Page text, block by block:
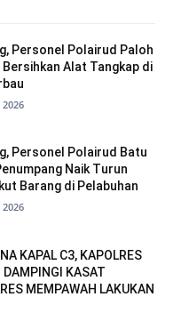
Personel Polairud Paloh
Bersihkan Alat Tangkap di
Personel Polairud Batu
Naik Turun
Barang di Pelabuhan
KAPAL C3, KAPOLRES
DAMPINGI KASAT
MEMPAWAH LAKUKAN